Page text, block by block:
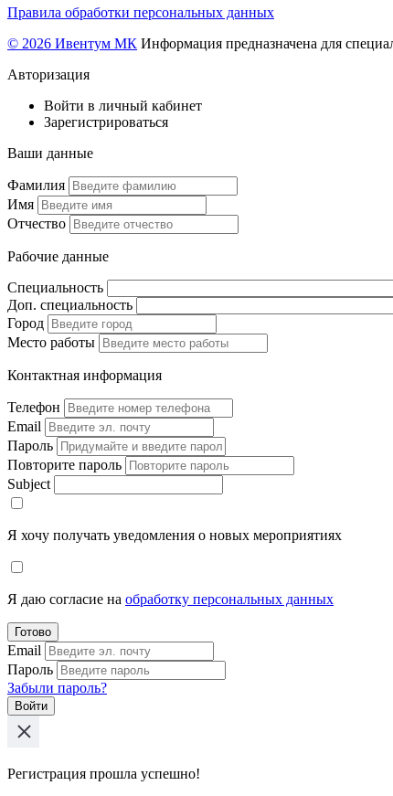
Правила обработки персональных данных
© 2026 Ивентум МК Информация предназначена для
Авторизация
Войти в личный кабинет
Зарегистрироваться
Ваши данные
Фамилия
Имя
Отчество
Рабочие данные
Специальность
Доп. специальность
Город
Место работы
Контактная информация
Телефон
Email
Пароль
Повторите пароль
Subject
Я хочу получать уведомления о новых мероприятиях
Я даю согласие на обработку персональных данных
Готово
Email
Пароль
Забыли пароль?
Войти
Регистрация прошла успешно!